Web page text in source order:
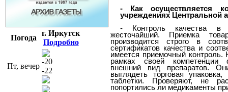
Погода
г. Иркутск
Подробно
Пт, вечер
-20
-22
- Как осуществляется
учреждениях Центральной
- Контроль качества в
жесточайший. Приемка
производится строго в
сертификатов качества и
имеется приемочный
рамках своей компетенции
внешний вид препаратов.
выглядеть торговая
таблетки. Проверяют, не
попортились ли медикаменты